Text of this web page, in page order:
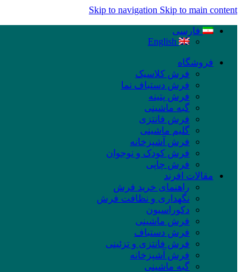
Skip to navigation Skip to main content
فارسی
English
فروشگاه
فرش کلاسیک
فرش دستباف نما
فرش پتینه
گبه ماشینی
فرش فانتزی
گلیم ماشینی
فرش آشپزخانه
فرش کودک و نوجوان
فرش چاپی
مقالات افرند
راهنمای خرید فرش
نگهداری و نظافت فرش
دکوراسیون
فرش ماشینی
فرش دستباف
فرش فانتزی و تزئینی
فرش آشپزخانه
گبه ماشینی